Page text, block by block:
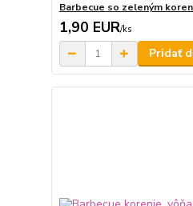
Barbecue so zeleným
1,90 EUR/ks
Pridať